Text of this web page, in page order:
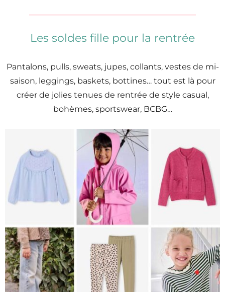
Les soldes fille pour la rentrée
Pantalons, pulls, sweats, jupes, collants, vestes de mi-
saison, leggings, baskets, bottines… tout est là pour
créer de jolies tenues de rentrée de style casual,
bohèmes, sportswear, BCBG…